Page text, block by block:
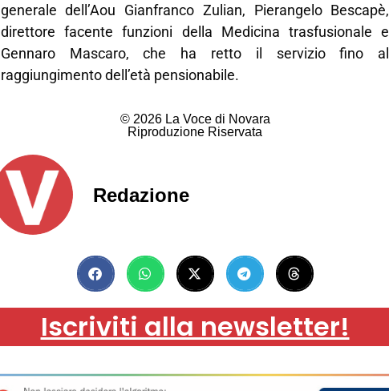
generale dell’Aou Gianfranco Zulian, Pierangelo Bescapè,
direttore facente funzioni della Medicina trasfusionale e
Gennaro Mascaro, che ha retto il servizio fino al
raggiungimento dell’età pensionabile.
© 2026 La Voce di Novara
Riproduzione Riservata
Redazione
Iscriviti alla newsletter!